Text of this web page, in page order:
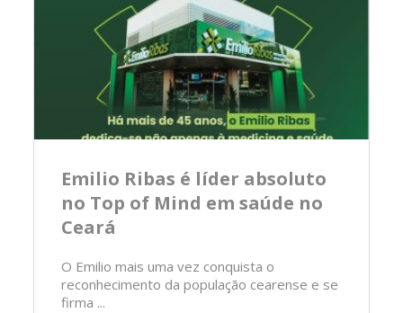
Emilio Ribas é líder absoluto
no Top of Mind em saúde no
Ceará
O Emilio mais uma vez conquista o
reconhecimento da população cearense e se
firma ...